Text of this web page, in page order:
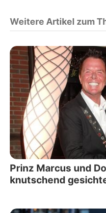
Weitere Artikel zum
Prinz Marcus und
knutschend